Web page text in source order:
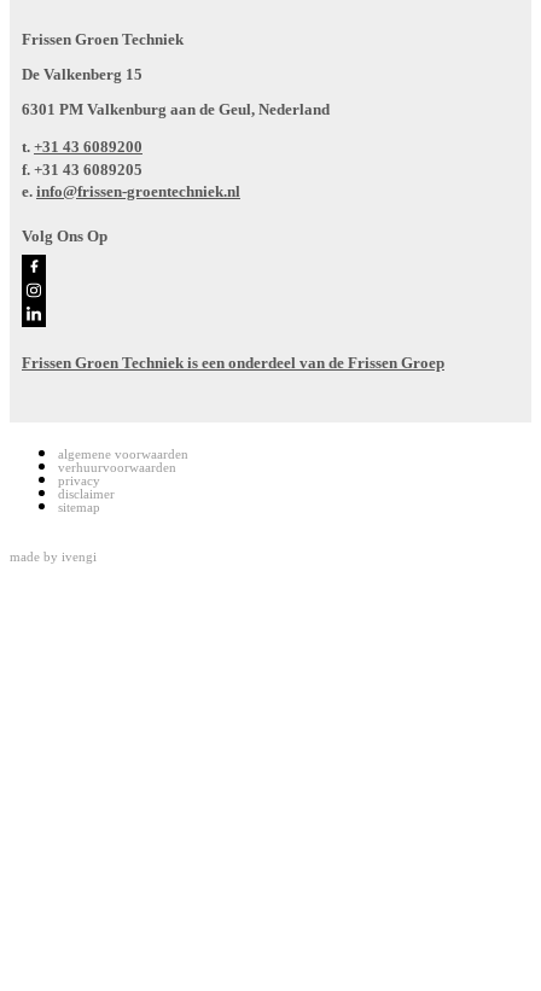
Frissen Groen Techniek
De Valkenberg 15
6301 PM Valkenburg aan de Geul, Nederland
t. +31 43 6089200
f. +31 43 6089205
e. info@frissen-groentechniek.nl
Volg Ons Op
Frissen Groen Techniek is een onderdeel van de Frissen Groep
algemene voorwaarden
verhuurvoorwaarden
privacy
disclaimer
sitemap
made by ivengi